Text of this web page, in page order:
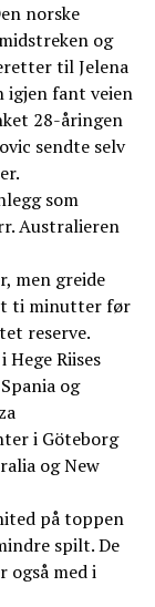
norske
og
til Jelena
igjen fant veien
28-åringen
sendte selv
som
Australieren
men greide
ti minutter før
reserve.
Riises
og
i Göteborg
og New
på toppen
spilt. De
også med i